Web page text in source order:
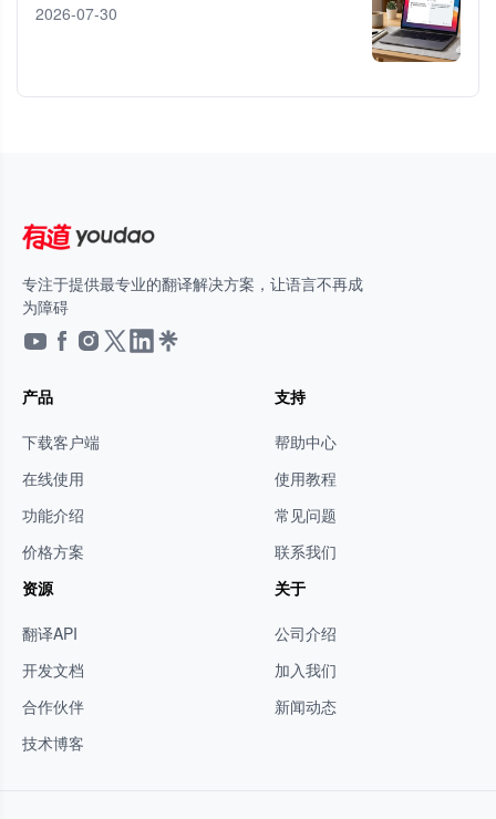
2026-07-30
专注于提供最专业的翻译解决方案，让语言不再成
为障碍
产品
下载客户端
在线使用
功能介绍
价格方案
支持
帮助中心
使用教程
常见问题
联系我们
资源
翻译API
开发文档
合作伙伴
技术博客
关于
公司介绍
加入我们
新闻动态